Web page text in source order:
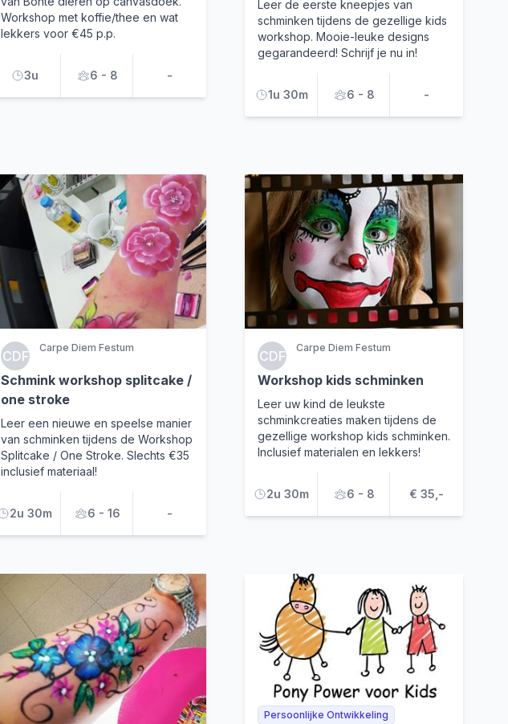
Workshop met koffie/thee en wat
lekkers voor €45 p.p.
3u 6 - 8 -
Leer de eerste kneepjes van
schminken tijdens de gezellige kids
workshop. Mooie-leuke designs
gegarandeerd! Schrijf je nu in!
1u 30m 6 - 8 -
CDF
Carpe Diem Festum
Schmink workshop splitcake /
one stroke
Leer een nieuwe en speelse manier
van schminken tijdens de Workshop
Splitcake / One Stroke. Slechts €35
inclusief materiaal!
2u 30m 6 - 16 -
CDF
Carpe Diem Festum
Workshop kids schminken
Leer uw kind de leukste
schminkcreaties maken tijdens de
gezellige workshop kids schminken.
Inclusief materialen en lekkers!
2u 30m 6 - 8 € 35,-
Persoonlijke Ontwikkeling